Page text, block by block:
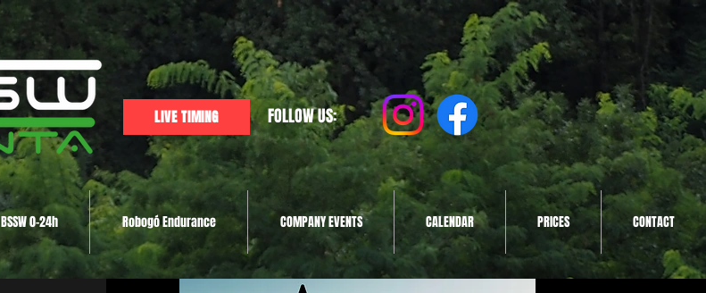
LIVE TIMING FOLLOW US:
BSSW 0-24h Robogó Endurance COMPANY EVENTS CALENDAR PRICES CONTACT